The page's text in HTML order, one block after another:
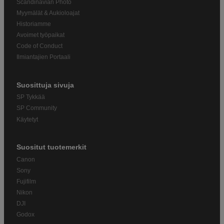
Scandinavian Photo
Myymälät & Aukioloajat
Historiamme
Avoimet työpaikat
Code of Conduct
Ilmiantajien Portaali
Suosittuja sivuja
SP Tykkää
SP Community
Käytetyt
Suositut tuotemerkit
Canon
Sony
Fujifilm
Nikon
DJI
Godox